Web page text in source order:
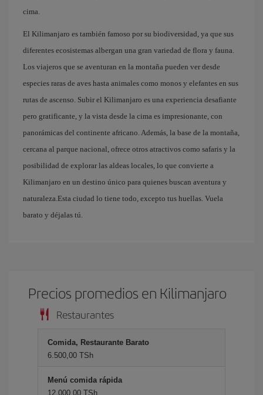
cima.
El Kilimanjaro es también famoso por su biodiversidad, ya que sus
diferentes ecosistemas albergan una gran variedad de flora y fauna.
Los viajeros que se aventuran en la montaña pueden ver desde
especies raras de aves hasta animales como monos y elefantes en sus
rutas de ascenso. Subir el Kilimanjaro es una experiencia desafiante
pero gratificante, y la vista desde la cima es impresionante, con
panorámicas del continente africano. Además, la base de la montaña,
cercana al parque nacional, ofrece otros atractivos como safaris y la
posibilidad de explorar las aldeas locales, lo que convierte a
Kilimanjaro en un destino único para quienes buscan aventura y
naturaleza.Esta ciudad lo tiene todo, excepto tus huellas. Vuela
barato y déjalas tú.
Precios promedios en Kilimanjaro
Restaurantes
Comida, Restaurante Barato
6.500,00 TSh
Menú comida rápida
12.000,00 TSh